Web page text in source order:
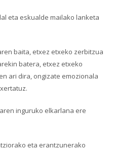
eta eskualde mailako lanketa
baita, etxez etxeko zerbitzua
batera, etxez etxeko
ari dira, ongizate emozionala
inguruko elkarlana ere
eta erantzunerako